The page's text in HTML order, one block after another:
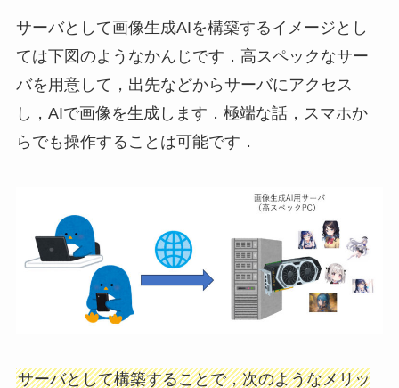
サーバとして画像生成AIを構築するイメージとし
ては下図のようなかんじです．高スペックなサー
バを用意して，出先などからサーバにアクセス
し，AIで画像を生成します．極端な話，スマホか
らでも操作することは可能です．
サーバとして構築することで，次のようなメリッ